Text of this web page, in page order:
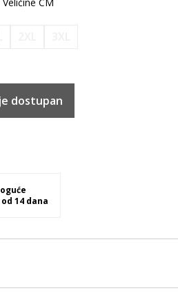
dostupan
14 dana